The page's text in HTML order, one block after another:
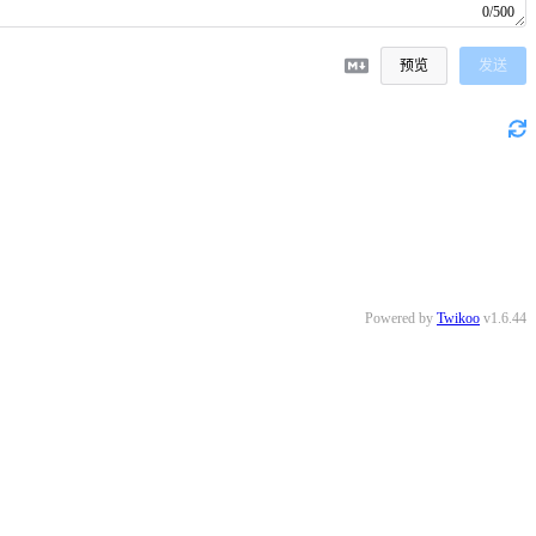
0/500
预览 发送
Powered by Twikoo v1.6.44